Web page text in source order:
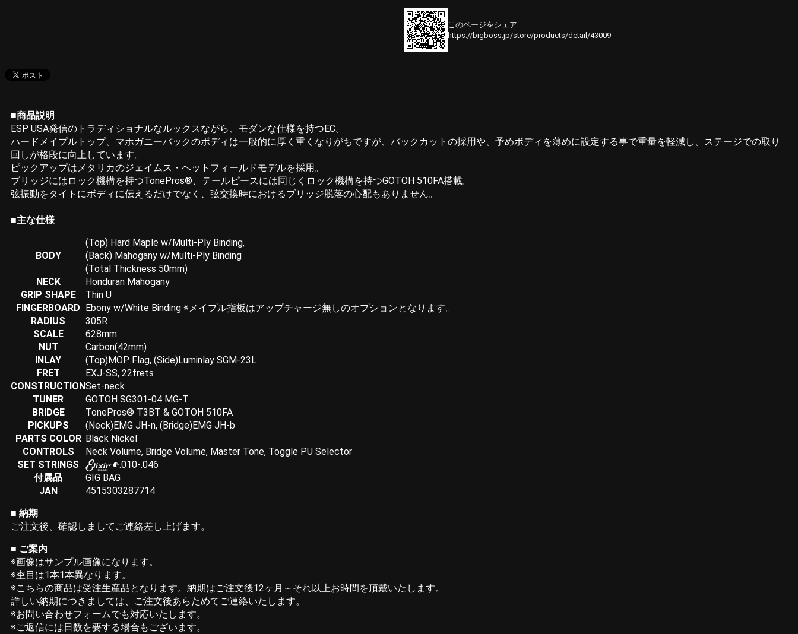
このページをシェア
https://bigboss.jp/store/products/detail/43009
■商品説明
ESP USA発信のトラディショナルなルックスながら、モダンな仕様を持つEC。
ハードメイプルトップ、マホガニーバックのボディは一般的に厚く重くなりがちですが、バックカットの採用や、予めボディを薄めに設定する事で重量を軽減し、ステージでの取り
回しが格段に向上しています。
ピックアップはメタリカのジェイムス・ヘットフィールドモデルを採用。
ブリッジにはロック機構を持つTonePros®、テールピースには同じくロック機構を持つGOTOH 510FA搭載。
弦振動をタイトにボディに伝えるだけでなく、弦交換時におけるブリッジ脱落の心配もありません。
■主な仕様
BODY
(Top) Hard Maple w/Multi-Ply Binding,
(Back) Mahogany w/Multi-Ply Binding
(Total Thickness 50mm)
NECK
Honduran Mahogany
GRIP SHAPE
Thin U
FINGERBOARD
Ebony w/White Binding ※メイプル指板はアップチャージ無しのオプションとなります。
RADIUS
305R
SCALE
628mm
NUT
Carbon(42mm)
INLAY
(Top)MOP Flag, (Side)Luminlay SGM-23L
FRET
EXJ-SS, 22frets
CONSTRUCTIONSet-neck
TUNER
GOTOH SG301-04 MG-T
BRIDGE
TonePros® T3BT & GOTOH 510FA
PICKUPS
(Neck)EMG JH-n, (Bridge)EMG JH-b
PARTS COLOR Black Nickel
CONTROLS
Neck Volume, Bridge Volume, Master Tone, Toggle PU Selector
SET STRINGS
.010-.046
付属品
GIG BAG
JAN
4515303287714
■ 納期
ご注文後、確認しましてご連絡差し上げます。
■ ご案内
※画像はサンプル画像になります。
※杢目は1本1本異なります。
※こちらの商品は受注生産品となります。納期はご注文後12ヶ月～それ以上お時間を頂戴いたします。
詳しい納期につきましては、ご注文後あらためてご連絡いたします。
※お問い合わせフォームでも対応いたします。
※ご返信には日数を要する場合もございます。